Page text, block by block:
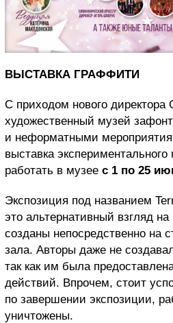
ВЫСТАВКА ГРАФФИТИ
С приходом нового директора
художественный музей
и неформатными
выставка
работать в музее с 1 по 25
Экспозиция под названием
это альтернативный взгляд
созданы непосредственно на
зала. Авторы даже не
так как им была
действий. Впрочем, стоит
по завершении экспозиции,
уничтожены.